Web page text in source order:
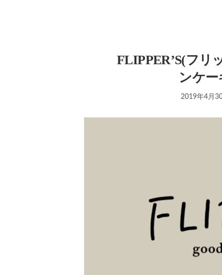
FLIPPER’S(フリ
ンケ
2019年4月